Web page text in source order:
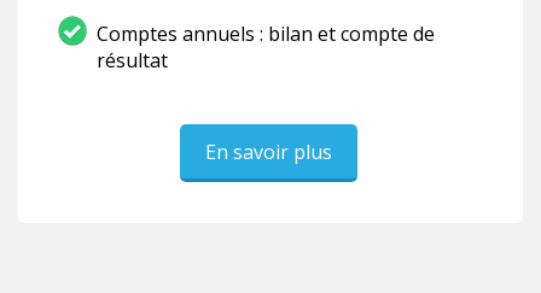
Comptes annuels : bilan et compte de
résultat
En savoir plus